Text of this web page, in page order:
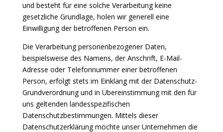
und besteht für eine solche Verarbeitung keine
gesetzliche Grundlage, holen wir generell eine
Einwilligung der betroffenen Person ein.
Die Verarbeitung personenbezogener Daten,
beispielsweise des Namens, der Anschrift, E-Mail-
Adresse oder Telefonnummer einer betroffenen
Person, erfolgt stets im Einklang mit der Datenschutz-
Grundverordnung und in Übereinstimmung mit den für
uns geltenden landesspezifischen
Datenschutzbestimmungen. Mittels dieser
Datenschutzerklärung möchte unser Unternehmen die